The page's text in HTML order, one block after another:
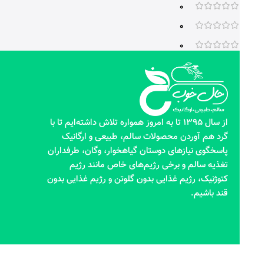
0
0
0
از سال 1395 تا به امروز همواره تلاش داشته‌ایم تا با
گرد هم آوردن محصولات سالم، طبیعی و ارگانیک
پاسخگوی نیازهای دوستان گیاهخوار، وگان، طرفداران
تغذیه سالم و برخی رژیم‌های خاص مانند رژیم
کتوژنیک، رژیم غذایی بدون گلوتن و رژیم غذایی بدون
قند باشیم.